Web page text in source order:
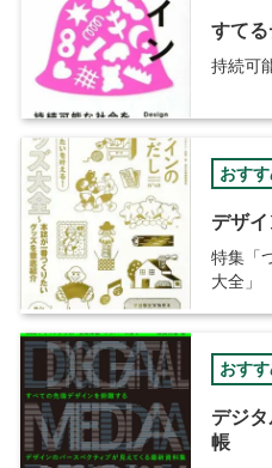
すて
持続可
おす
デザ
特集「
大全」
おす
デジ
帳